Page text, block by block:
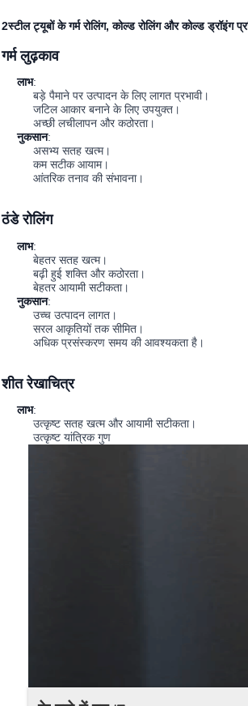
2स्टील ट्यूबों के गर्म रोलिंग, कोल्ड रोलिंग और कोल्ड
गर्म लुढ़काव
लाभ:
बड़े पैमाने पर उत्पादन के लिए लागत प्रभावी।
जटिल आकार बनाने के लिए उपयुक्त।
अच्छी लचीलापन और कठोरता।
नुकसान:
असभ्य सतह खत्म।
कम सटीक आयाम।
आंतरिक तनाव की संभावना।
ठंडे रोलिंग
लाभ:
बेहतर सतह खत्म।
बढ़ी हुई शक्ति और कठोरता।
बेहतर आयामी सटीकता।
नुकसान:
उच्च उत्पादन लागत।
सरल आकृतियों तक सीमित।
अधिक प्रसंस्करण समय की आवश्यकता है।
शीत रेखाचित्र
लाभ:
उत्कृष्ट सतह खत्म और आयामी सटीकता।
उत्कृष्ट यांत्रिक गुण